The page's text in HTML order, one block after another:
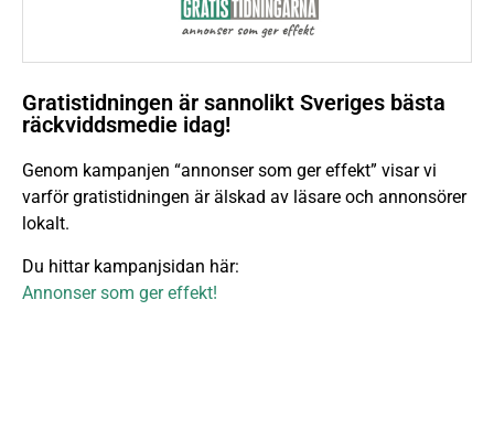
Gratistidningen är sannolikt Sveriges bästa
räckviddsmedie idag!
Genom kampanjen “annonser som ger effekt” visar vi
varför gratistidningen är älskad av läsare och annonsörer
lokalt.
Du hittar kampanjsidan här:
Annonser som ger effekt!